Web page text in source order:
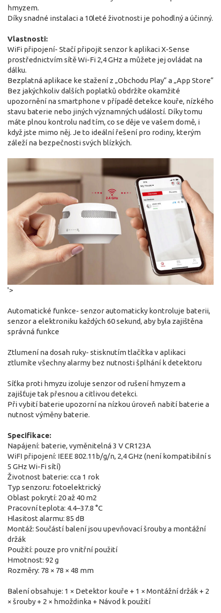
hmyzem.
Díky snadné instalaci a 10leté životnosti je pohodlný a účinný.
Vlastnosti:
WiFi připojení- Stačí připojit senzor k aplikaci X-Sense
prostřednictvím sítě Wi-Fi 2,4 GHz a můžete jej ovládat na
dálku.
Bezplatná aplikace ke stažení z „Obchodu Play“ a „App Store“
Bez jakýchkoliv dalších poplatků obdržíte okamžité
upozornění na smartphone v případě detekce kouře, nízkého
stavu baterie nebo jiných významných událostí. Díky tomu
máte plnou kontrolu nad tím, co se děje ve vašem domě, i
když jste mimo něj. Je to ideální řešení pro rodiny, kterým
záleží na bezpečnosti svých blízkých.
'>
Automatické funkce- senzor automaticky kontroluje baterii,
senzor a elektroniku každých 60 sekund, aby byla zajištěna
správná funkce
Ztlumení na dosah ruky- stisknutím tlačítka v aplikaci
ztlumíte všechny alarmy bez nutnosti šplhání k detektoru
Síťka proti hmyzu izoluje senzor od rušení hmyzem a
zajišťuje tak přesnou a citlivou detekci.
Při vybití baterie upozorní na nízkou úroveň nabití baterie a
nutnost výměny baterie.
Specifikace:
Napájení: baterie, vyměnitelná 3 V CR123A
WiFI připojení: IEEE 802.11b/g/n, 2,4 GHz (není kompatibilní s
5 GHz Wi-Fi sítí)
Životnost baterie: cca 1 rok
Typ senzoru: fotoelektrický
Oblast pokrytí: 20 až 40 m2
Pracovní teplota: 4.4–37.8 °C
Hlasitost alarmu: 85 dB
Montáž: Součástí balení jsou upevňovací šrouby a montážní
držák
Použití: pouze pro vnitřní použití
Hmotnost: 92 g
Rozměry: 78 × 78 × 48 mm
Balení obsahuje: 1 × Detektor kouře + 1 × Montážní držák + 2
× šrouby + 2 × hmoždinka + Návod k použití